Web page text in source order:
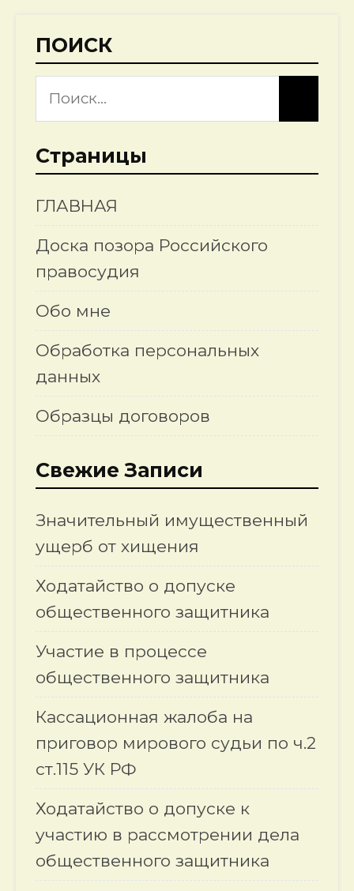
ПОИСК
Страницы
ГЛАВНАЯ
Доска позора Российского
правосудия
Обо мне
Обработка персональных
данных
Образцы договоров
Свежие Записи
Значительный имущественный
ущерб от хищения
Ходатайство о допуске
общественного защитника
Участие в процессе
общественного защитника
Кассационная жалоба на
приговор мирового судьи по ч.2
ст.115 УК РФ
Ходатайство о допуске к
участию в рассмотрении дела
общественного защитника